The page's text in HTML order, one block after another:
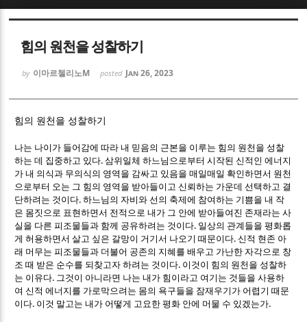
힘의 원천을 성찰하기
by 이마르첼리노M posted Jan 26, 2023
힘의 원천을 성찰하기
나는 나이가 들어감에 따라 내 믿음의 근본을 이루는 힘의 원천을 성찰
하는 데 집중하고 있다.삼위일체 하느님으로부터 시작된 신적인 에너지
가 내 의식과 무의식의 영역을 감싸고 있음을 매일매일 확인하면서 원천
으로부터 오는 그 힘의 영역을 받아들이고 신뢰하는 가운데 선택하고 결
단하려는 것이다.하느님의 자비와 선의 축제에 참여하는 기쁨을 내 작
은 몸짓으로 표현하면서 전적으로 내가 그 안에 받아들여진 존재라는 사
실을 다른 피조물들과 함께 공유하려는 것이다. 일상의 관계들을 평화롭
게 허용하면서 살고 싶은 갈망이 거기서 나오기 때문이다.신적 현존 아
래 머무는 피조물들과 더불어 공존의 지혜를 배우고 가난한 자각으로 창
조 때 받은 순수를 되찾고자 하려는 것이다. 이것이 힘의 원천을 성찰하
는 이유다. 그것이 아니라면 나는 내가 힘이라고 여기는 것들을 사용하
여 신적 에너지를 가로막으려는 몸의 욕구들을 잠재우기가 어렵기 때문
이다. 이것 말고는 내가 어떻게 고요한 평화 안에 머물 수 있겠는가.
Sketchbook5, 스케치북5
Sketchbook5, 스케치북5
Sketchbook5, 스케치북5
Sketchbook5, 스케치북5